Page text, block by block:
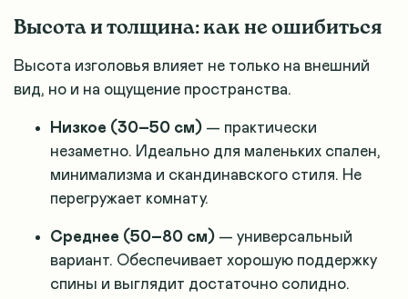
Высота и толщина: как не ошибиться
Высота изголовья влияет не только на внешний
вид, но и на ощущение пространства.
Низкое (30–50 см) — практически
незаметно. Идеально для маленьких спален,
минимализма и скандинавского стиля. Не
перегружает комнату.
Среднее (50–80 см) — универсальный
вариант. Обеспечивает хорошую поддержку
спины и выглядит достаточно солидно.